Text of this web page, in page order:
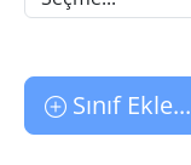
Sınıf Ekle...